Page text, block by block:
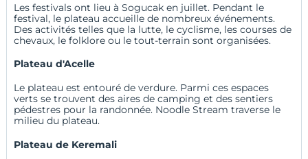
Les festivals ont lieu à Sogucak en juillet. Pendant le
festival, le plateau accueille de nombreux événements.
Des activités telles que la lutte, le cyclisme, les courses de
chevaux, le folklore ou le tout-terrain sont organisées.
Plateau d'Acelle
Le plateau est entouré de verdure. Parmi ces espaces
verts se trouvent des aires de camping et des sentiers
pédestres pour la randonnée. Noodle Stream traverse le
milieu du plateau.
Plateau de Keremali